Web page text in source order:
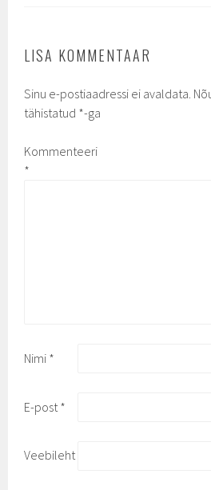
LISA KOMMENTAAR
Sinu e-postiaadressi ei avaldata.
tähistatud *-ga
Kommenteeri
*
Nimi *
E-post *
Veebileht